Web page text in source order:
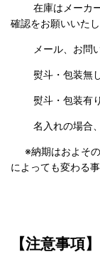
在庫はメーカー
確認をお願いいた
メール、お問い
熨斗・包装無し
熨斗・包装有り
名入れの場合、
※納期はおよその
によっても変わる事
【注意事項】